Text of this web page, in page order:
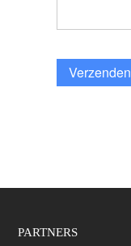
Verzenden
PARTNERS